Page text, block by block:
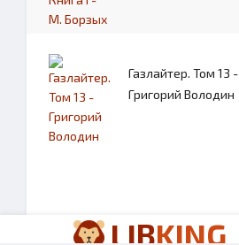
Газлайтер. Том 13 -
Григорий Володин
LIBKING